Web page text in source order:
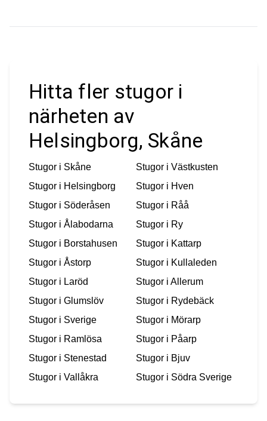
Hitta fler stugor i
närheten av
Helsingborg, Skåne
Stugor i Skåne Stugor i Västkusten
Stugor i Helsingborg Stugor i Hven
Stugor i Söderåsen Stugor i Råå
Stugor i Ålabodarna Stugor i Ry
Stugor i Borstahusen Stugor i Kattarp
Stugor i Åstorp Stugor i Kullaleden
Stugor i Laröd Stugor i Allerum
Stugor i Glumslöv Stugor i Rydebäck
Stugor i Sverige Stugor i Mörarp
Stugor i Ramlösa Stugor i Påarp
Stugor i Stenestad Stugor i Bjuv
Stugor i Vallåkra Stugor i Södra Sverige